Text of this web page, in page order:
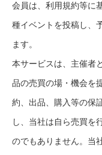
会員は、利用規約等に
種イベントを投稿し、
ます。
本サービスは、主催者
品の売買の場・機会を
約、出品、購入等の保
し、当社は自ら売買を
のでもありません。当